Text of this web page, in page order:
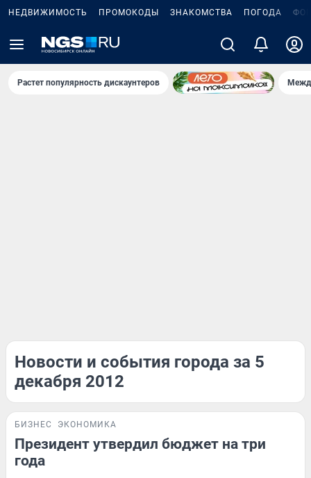
НЕДВИЖИМОСТЬ ПРОМОКОДЫ ЗНАКОМСТВА ПОГОДА
Растет популярность дискаунтеров
Новости и события города за 5
декабря 2012
БИЗНЕС ЭКОНОМИКА
Президент утвердил бюджет на три
года